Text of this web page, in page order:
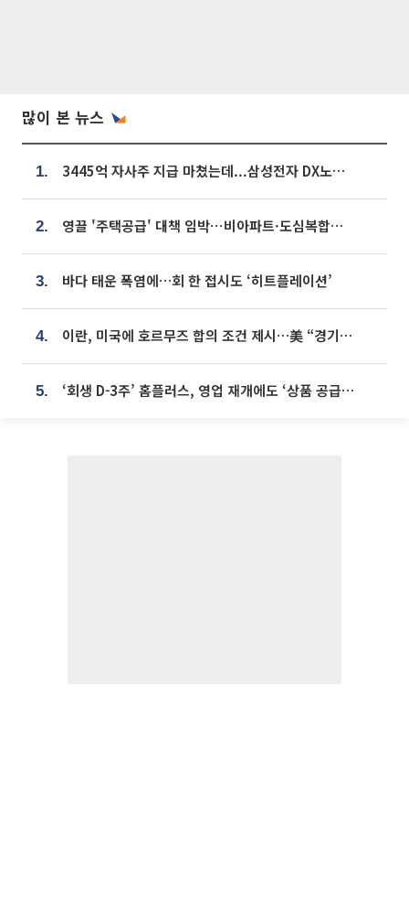
많이 본 뉴스
1. 3445억 자사주 지급 마쳤는데...삼성전자 DX노조, 뒤늦은 '떼쓰기 집회'
2. 영끌 '주택공급' 대책 임박⋯비아파트·도심복합까지 총동원
3. 바다 태운 폭염에…회 한 접시도 ‘히트플레이션’
4. 이란, 미국에 호르무즈 합의 조건 제시…美 “경기 아직 안 끝나” [종합]
5. ‘회생 D-3주’ 홈플러스, 영업 재개에도 ‘상품 공급망’ 복구가 생존 관건